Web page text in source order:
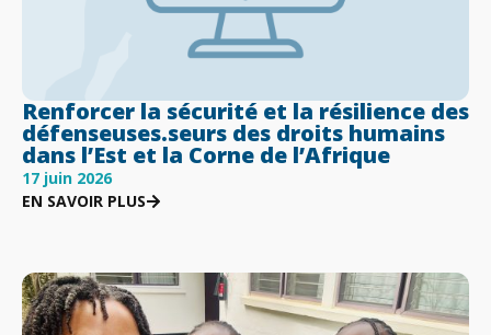
Renforcer la sécurité et la résilience des
défenseuses.seurs des droits humains
dans l’Est et la Corne de l’Afrique
17 juin 2026
EN SAVOIR PLUS